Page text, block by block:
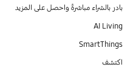
بادر بالشراء مباشرةً واحصل على المزيد
AI Living
SmartThings
اكتشف